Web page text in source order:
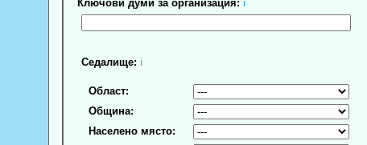
Ключови думи за организация: ℹ
Седалище: ℹ
Област:
Община:
Населено място: